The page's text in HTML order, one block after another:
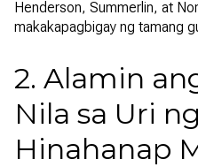
Henderson, Summerlin, at
makakapagbigay ng tamang
2. Alamin
Nila sa Uri
Hinahanap